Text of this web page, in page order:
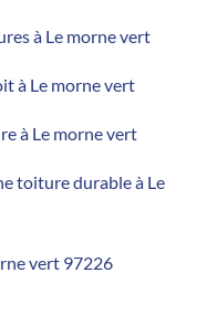
à Le morne vert
à Le morne vert
à Le morne vert
toiture durable à Le
vert 97226